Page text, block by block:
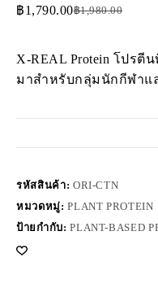
฿1,980.00
฿1,790.00
X-REAL Protein โปร
มาสำหรับกลุ่มนักกีฬาแ
รหัสสินค้า: ORI-CTN
หมวดหมู่:PLANT PROTEIN
ป้ายกำกับ:PLANT-BASED